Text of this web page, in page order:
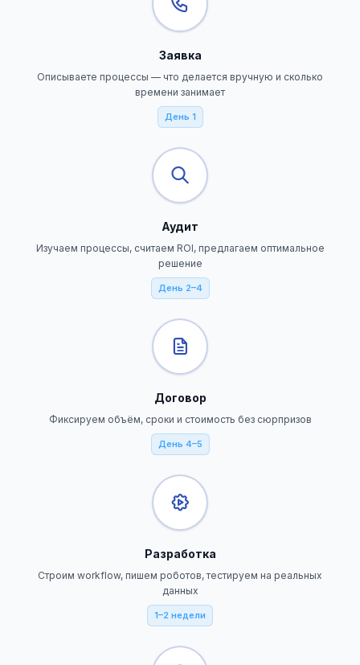
Заявка
Описываете процессы — что делается вручную и сколько
времени занимает
День 1
Аудит
Изучаем процессы, считаем ROI, предлагаем оптимальное
решение
День 2–4
Договор
Фиксируем объём, сроки и стоимость без сюрпризов
День 4–5
Разработка
Строим workflow, пишем роботов, тестируем на реальных
данных
1–2 недели